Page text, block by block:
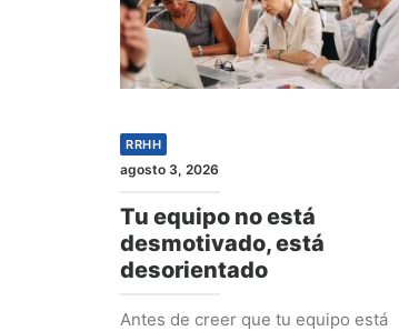
RRHH
agosto 3, 2026
Tu equipo no está
desmotivado, está
desorientado
Antes de creer que tu equipo está